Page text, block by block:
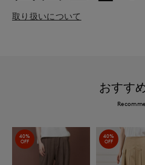
取り扱いについて
おすす
40%
OFF
40%
OFF